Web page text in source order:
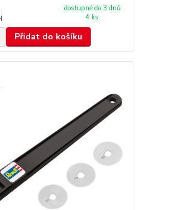
dostupné do 3 dnů
4 ks
Přidat do košíku